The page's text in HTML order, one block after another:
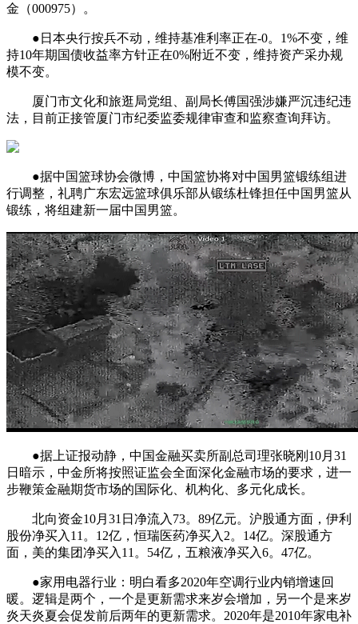
金（000975）。
●日本央行按兵不动，维持基准利率正在-0。1%不变，维
持10年期国债收益率方针正在0%附近不变，维持资产采办规
模不变。
厦门市文化和旅逛局党组、副局长傅国强涉嫌严沉违纪违
法，目前正接管厦门市纪委监委规律审查和监察查询拜访。
●据中国篮球协会微博，中国篮协将对中国男篮锻练组进
行调整，礼聘广东宏远篮球俱乐部从锻练杜锋担任中国男篮从
锻练，将组建新一届中国男篮。
●据上证报动静，中国金融买卖所副总司理张晓刚10月31
日暗示，中金所将按照证监会全面深化金融市场的要求，进一
步鞭策金融期货市场的国际化、机构化、多元化成长。
北向资金10月31日净流入73。89亿元。沪股通方面，伊利
股份净买入11。12亿，恒瑞医药净买入2。14亿。深股通方
面，美的集团净买入11。54亿，五粮液净买入6。47亿。
●家用电器行业：明白看多2020年空调行业内销增速回
暖。逻辑是两个，一个是更新需求来岁会增加，另一个是来岁
炎天炎夏会促发前后两年的更新需求。2020年是2010年家电补